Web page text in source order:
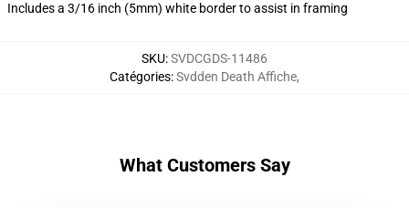
Includes a 3/16 inch (5mm) white border to assist in framing
SKU:SVDCGDS-11486
Catégories:Svdden Death Affiche,
What Customers Say